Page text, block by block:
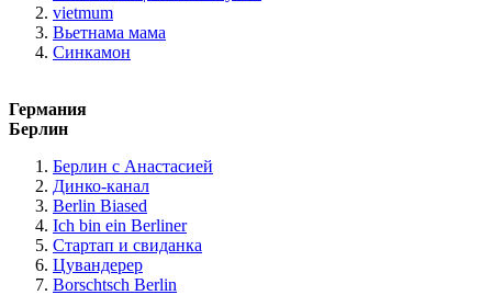
vietmum
Вьетнама мама
Синкамон
Германия
Берлин
Берлин с Анастасией
Динко-канал
Berlin Biased
Ich bin ein Berliner
Стартап и свиданка
Цувандерер
Borschtsch Berlin